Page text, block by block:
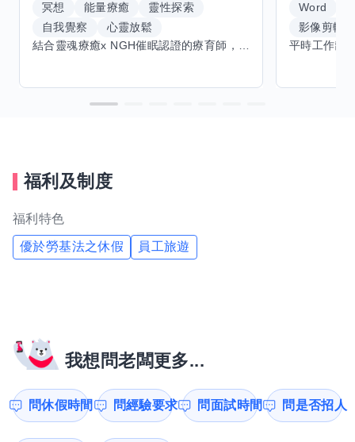
冥想 能量療癒
靈性探索
自我覺察
心靈放鬆
Word
影像剪輯
福利及制度
福利特色
優於勞基法之休假 員工旅遊
我想問老闆更多...
問休假時間 問經驗要求 問面試時間 問是否招人